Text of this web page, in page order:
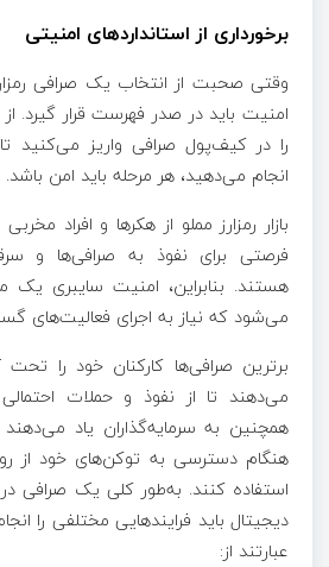
برخورداری از استانداردهای امنیتی
وقتی صحبت از انتخاب یک صرافی
امنیت باید در صدر فهرست قرار گیرد.
را در کیف‌پول صرافی واریز می‌کنید
انجام می‌دهید، هر مرحله باید امن باشد.
بازار رمزارز مملو از هکرها و افراد
فرصتی برای نفوذ به صرافی‌ها و
هستند. بنابراین، امنیت سایبری
می‌شود که نیاز به اجرای فعالیت‌های
برترین صرافی‌ها کارکنان خود را
می‌دهند تا از نفوذ و حملات
همچنین به سرمایه‌گذاران یاد
هنگام دسترسی به توکن‌های خود از
استفاده کنند. به‌طور کلی یک صرافی
دیجیتال باید فرایندهایی مختلفی را
عبارتند از: